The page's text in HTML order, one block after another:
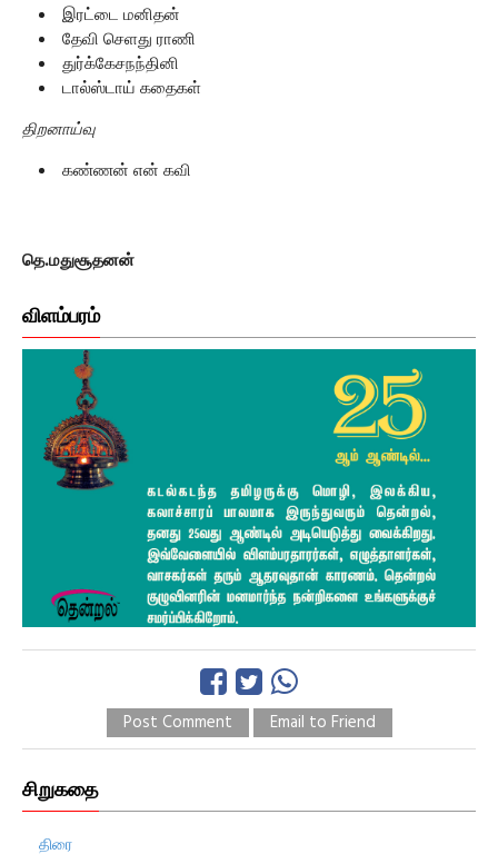
இரட்டை மனிதன்
தேவி செளது ராணி
துர்க்கேசநந்தினி
டால்ஸ்டாய் கதைகள்
திறனாய்வு
கண்ணன் என் கவி
தெ.மதுசூதனன்
விளம்பரம்
Post Comment Email to Friend
சிறுகதை
திரை